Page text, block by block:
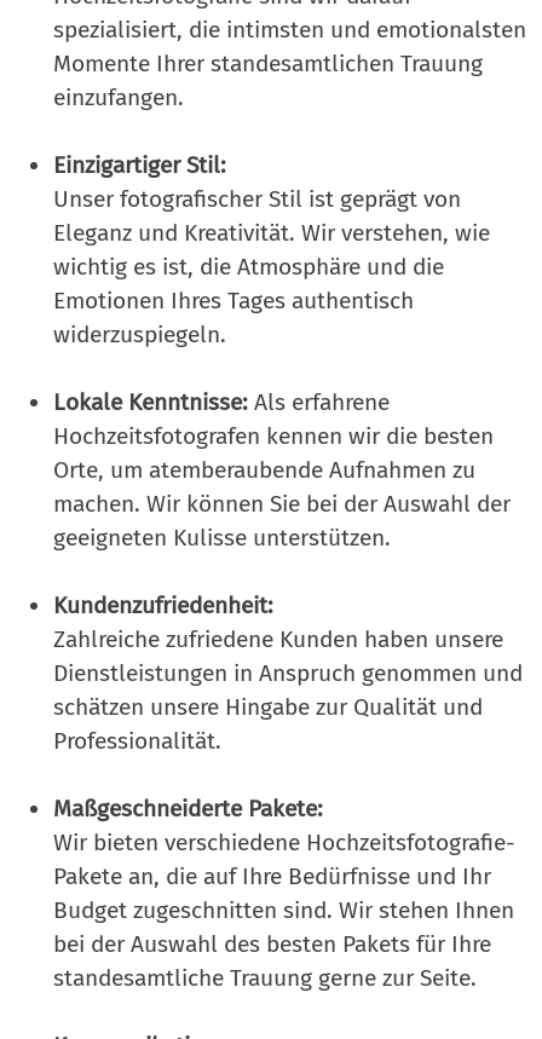
spezialisiert, die intimsten und emotionalsten
Momente Ihrer standesamtlichen Trauung
einzufangen.
Einzigartiger Stil:
Unser fotografischer Stil ist geprägt von
Eleganz und Kreativität. Wir verstehen, wie
wichtig es ist, die Atmosphäre und die
Emotionen Ihres Tages authentisch
widerzuspiegeln.
Lokale Kenntnisse: Als erfahrene
Hochzeitsfotografen kennen wir die besten
Orte, um atemberaubende Aufnahmen zu
machen. Wir können Sie bei der Auswahl der
geeigneten Kulisse unterstützen.
Kundenzufriedenheit:
Zahlreiche zufriedene Kunden haben unsere
Dienstleistungen in Anspruch genommen und
schätzen unsere Hingabe zur Qualität und
Professionalität.
Maßgeschneiderte Pakete:
Wir bieten verschiedene Hochzeitsfotografie-
Pakete an, die auf Ihre Bedürfnisse und Ihr
Budget zugeschnitten sind. Wir stehen Ihnen
bei der Auswahl des besten Pakets für Ihre
standesamtliche Trauung gerne zur Seite.